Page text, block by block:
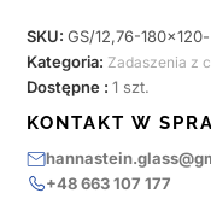
SKU:GS/12,76-
Kategoria: Zadaszenia z
Dostępne :1 szt.
KONTAKT W
+48 663 107 177